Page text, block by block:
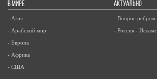
В МИРЕ
- Азия
- Арабский мир
- Европа
- Африка
- США
АКТУАЛЬНО
- Вопрос ребром
- Россия -